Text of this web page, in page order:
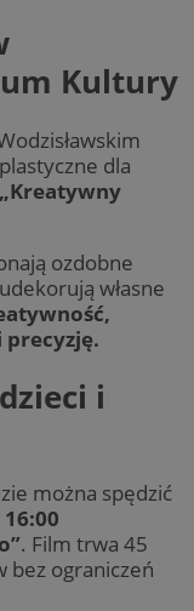
Kultury
dla
„Kreatywny
ozdobne
własne
i
można spędzić
. Film trwa 45
bez ograniczeń